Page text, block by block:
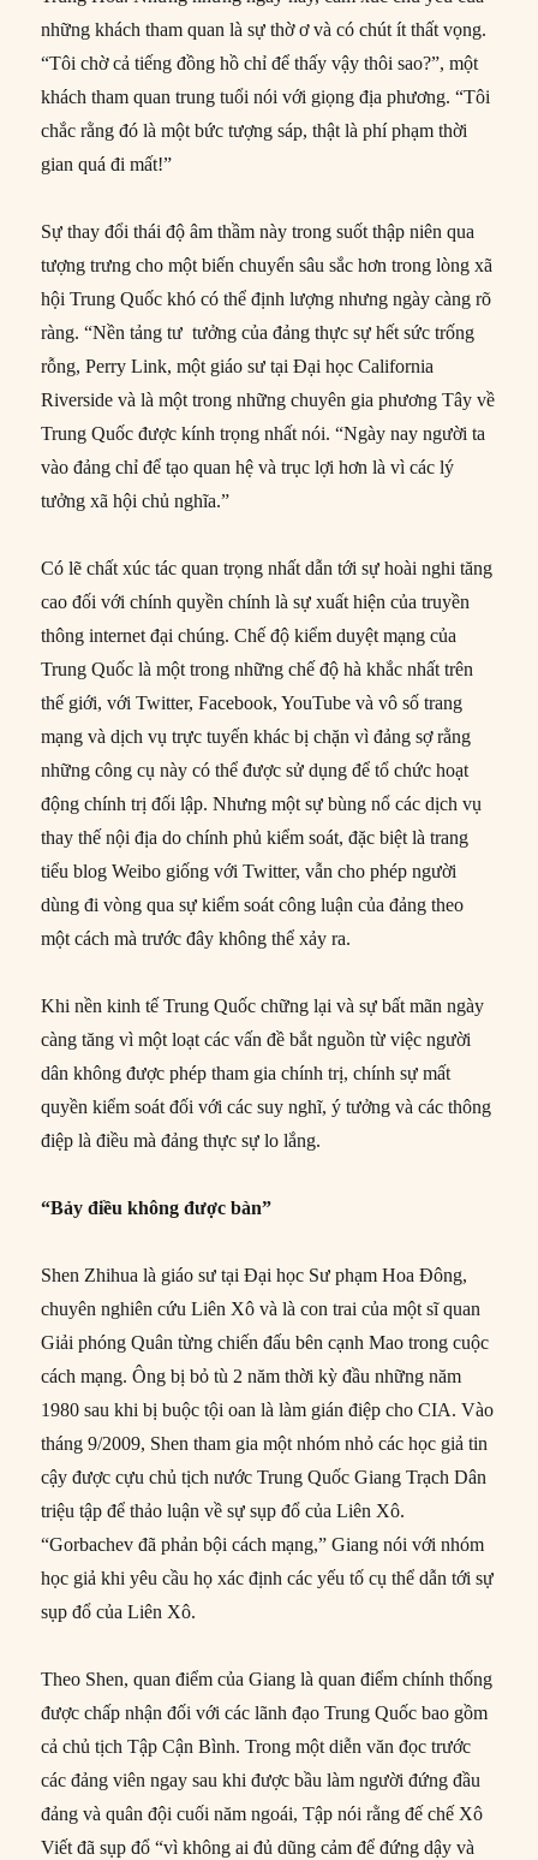
những khách tham quan là sự thờ ơ và có chút ít thất vọng.
“Tôi chờ cả tiếng đồng hồ chỉ để thấy vậy thôi sao?”, một
khách tham quan trung tuổi nói với giọng địa phương. “Tôi
chắc rằng đó là một bức tượng sáp, thật là phí phạm thời
gian quá đi mất!”
Sự thay đổi thái độ âm thầm này trong suốt thập niên qua
tượng trưng cho một biến chuyển sâu sắc hơn trong lòng xã
hội Trung Quốc khó có thể định lượng nhưng ngày càng rõ
ràng. “Nền tảng tư tưởng của đảng thực sự hết sức trống
rỗng, Perry Link, một giáo sư tại Đại học California
Riverside và là một trong những chuyên gia phương Tây về
Trung Quốc được kính trọng nhất nói. “Ngày nay người ta
vào đảng chỉ để tạo quan hệ và trục lợi hơn là vì các lý
tưởng xã hội chủ nghĩa.”
Có lẽ chất xúc tác quan trọng nhất dẫn tới sự hoài nghi tăng
cao đối với chính quyền chính là sự xuất hiện của truyền
thông internet đại chúng. Chế độ kiểm duyệt mạng của
Trung Quốc là một trong những chế độ hà khắc nhất trên
thế giới, với Twitter, Facebook, YouTube và vô số trang
mạng và dịch vụ trực tuyến khác bị chặn vì đảng sợ rằng
những công cụ này có thể được sử dụng để tổ chức hoạt
động chính trị đối lập. Nhưng một sự bùng nổ các dịch vụ
thay thế nội địa do chính phủ kiểm soát, đặc biệt là trang
tiểu blog Weibo giống với Twitter, vẫn cho phép người
dùng đi vòng qua sự kiểm soát công luận của đảng theo
một cách mà trước đây không thể xảy ra.
Khi nền kinh tế Trung Quốc chững lại và sự bất mãn ngày
càng tăng vì một loạt các vấn đề bắt nguồn từ việc người
dân không được phép tham gia chính trị, chính sự mất
quyền kiểm soát đối với các suy nghĩ, ý tưởng và các thông
điệp là điều mà đảng thực sự lo lắng.
“Bảy điều không được bàn”
Shen Zhihua là giáo sư tại Đại học Sư phạm Hoa Đông,
chuyên nghiên cứu Liên Xô và là con trai của một sĩ quan
Giải phóng Quân từng chiến đấu bên cạnh Mao trong cuộc
cách mạng. Ông bị bỏ tù 2 năm thời kỳ đầu những năm
1980 sau khi bị buộc tội oan là làm gián điệp cho CIA. Vào
tháng 9/2009, Shen tham gia một nhóm nhỏ các học giả tin
cậy được cựu chủ tịch nước Trung Quốc Giang Trạch Dân
triệu tập để thảo luận về sự sụp đổ của Liên Xô.
“Gorbachev đã phản bội cách mạng,” Giang nói với nhóm
học giả khi yêu cầu họ xác định các yếu tố cụ thể dẫn tới sự
sụp đổ của Liên Xô.
Theo Shen, quan điểm của Giang là quan điểm chính thống
được chấp nhận đối với các lãnh đạo Trung Quốc bao gồm
cả chủ tịch Tập Cận Bình. Trong một diễn văn đọc trước
các đảng viên ngay sau khi được bầu làm người đứng đầu
đảng và quân đội cuối năm ngoái, Tập nói rằng đế chế Xô
Viết đã sụp đổ “vì không ai đủ dũng cảm để đứng dậy và